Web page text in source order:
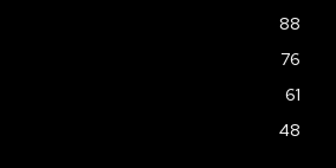
88
76
61
48